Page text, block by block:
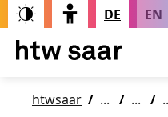
DE EN
htwsaar